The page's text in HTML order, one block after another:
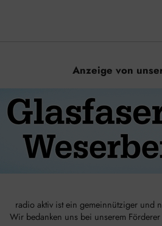
Anzeige von
radio aktiv ist ein gemeinnütziger und
Wir bedanken uns bei unserem